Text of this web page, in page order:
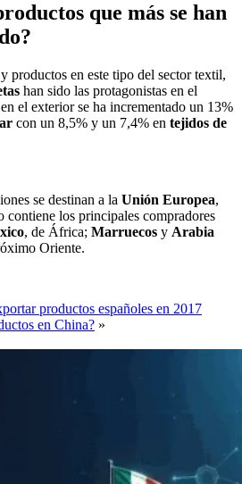
que más se han
productos en este tipo del sector textil,
han sido las protagonistas en el
el exterior se ha incrementado un 13%
con un 8,5% y un 7,4% en tejidos de
se destinan a la Unión Europea,
contiene los principales compradores
, de África; Marruecos y Arabia
Oriente.
productos españoles en 2017
en China? »